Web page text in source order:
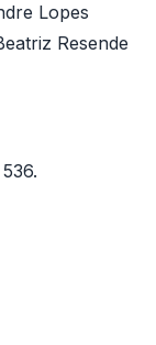
Lopes
Resende